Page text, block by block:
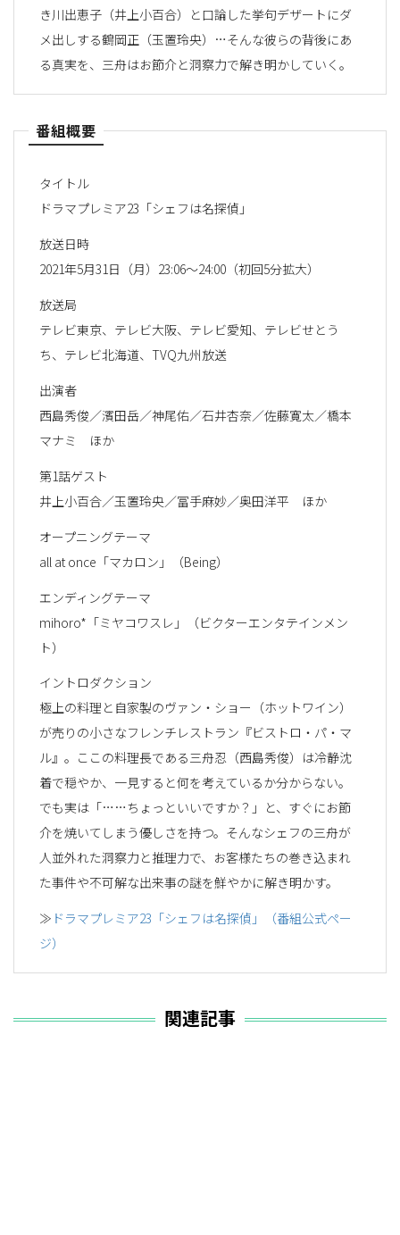
き川出恵子（井上小百合）と口論した挙句デザートにダ
メ出しする鶴岡正（玉置玲央）…そんな彼らの背後にあ
る真実を、三舟はお節介と洞察力で解き明かしていく。
番組概要
タイトル
ドラマプレミア23「シェフは名探偵」
放送日時
2021年5月31日（月）23:06～24:00（初回5分拡大）
放送局
テレビ東京、テレビ大阪、テレビ愛知、テレビせとう
ち、テレビ北海道、TVQ九州放送
出演者
西島秀俊／濱田岳／神尾佑／石井杏奈／佐藤寛太／橋本
マナミ ほか
第1話ゲスト
井上小百合／玉置玲央／冨手麻妙／奥田洋平 ほか
オープニングテーマ
all at once「マカロン」（Being）
エンディングテーマ
mihoro*「ミヤコワスレ」（ビクターエンタテインメン
ト）
イントロダクション
極上の料理と自家製のヴァン・ショー（ホットワイン）
が売りの小さなフレンチレストラン『ビストロ・パ・マ
ル』。ここの料理長である三舟忍（西島秀俊）は冷静沈
着で穏やか、一見すると何を考えているか分からない。
でも実は「……ちょっといいですか？」と、すぐにお節
介を焼いてしまう優しさを持つ。そんなシェフの三舟が
人並外れた洞察力と推理力で、お客様たちの巻き込まれ
た事件や不可解な出来事の謎を鮮やかに解き明かす。
≫ ドラマプレミア23「シェフは名探偵」（番組公式ペー
ジ）
関連記事